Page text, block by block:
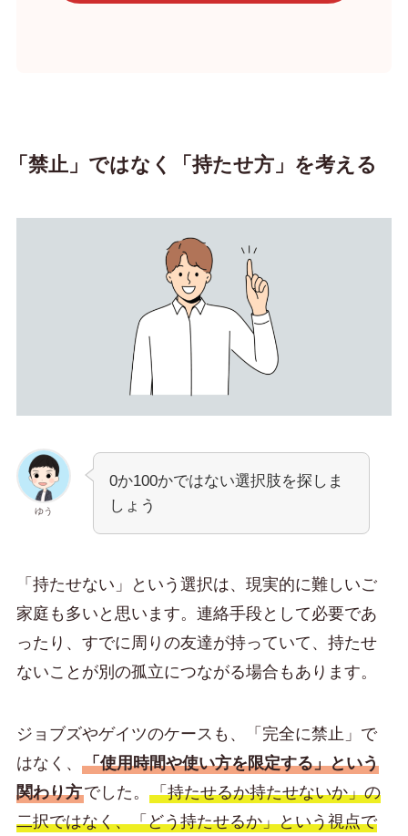
「禁止」ではなく「持たせ方」を考える
ゆう
0か100かではない選択肢を探しま
しょう
「持たせない」という選択は、現実的に難しいご
家庭も多いと思います。連絡手段として必要であ
ったり、すでに周りの友達が持っていて、持たせ
ないことが別の孤立につながる場合もあります。
ジョブズやゲイツのケースも、「完全に禁止」で
はなく、 「使用時間や使い方を限定する」という
関わり方でした。 「持たせるか持たせないか」の
二択ではなく、「どう持たせるか」という視点で